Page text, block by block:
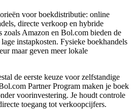
voor boekdistributie: online
directe verkoop en hybride
Amazon en Bol.com bieden de
instapkosten. Fysieke boekhandels
maar geven meer lokale
de eerste keuze voor zelfstandige
Partner Program maken je boek
voorinvestering. Je houdt controle
toegang tot verkoopcijfers.